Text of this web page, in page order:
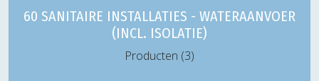
60 SANITAIRE INSTALLATIES - WATERAANVOER
(INCL. ISOLATIE)
Producten (3)